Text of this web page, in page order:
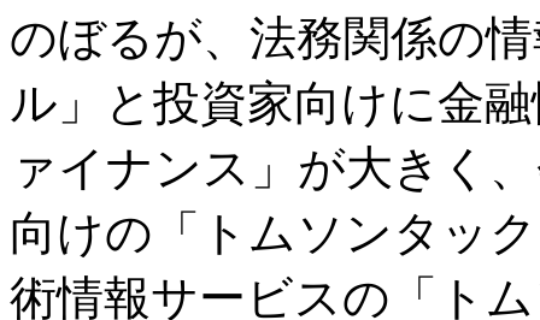
のぼるが、法務関係の
ル」と投資家向けに金
ァイナンス」が大きく
向けの「トムソンタッ
術情報サービスの「ト